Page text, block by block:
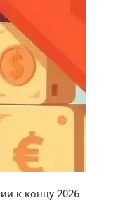
к концу 2026